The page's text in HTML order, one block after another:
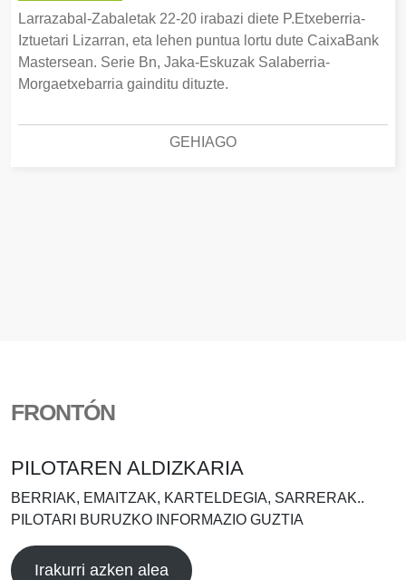
Larrazabal-Zabaletak 22-20 irabazi diete P.Etxeberria-
Iztuetari Lizarran, eta lehen puntua lortu dute CaixaBank
Mastersean. Serie Bn, Jaka-Eskuzak Salaberria-
Morgaetxebarria gainditu dituzte.
GEHIAGO
FRONTÓN
PILOTAREN ALDIZKARIA
BERRIAK, EMAITZAK, KARTELDEGIA, SARRERAK..
PILOTARI BURUZKO INFORMAZIO GUZTIA
Irakurri azken alea